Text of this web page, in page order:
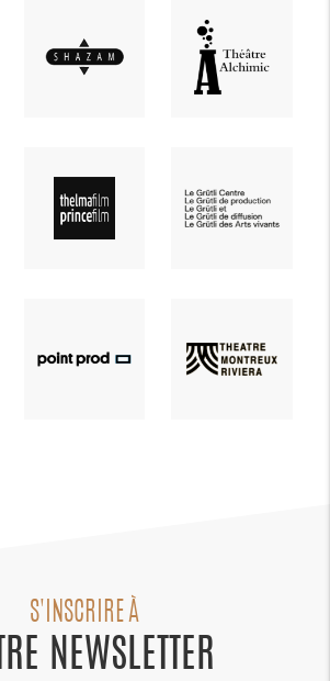
S'INSCRIRE À
NEWSLETTER